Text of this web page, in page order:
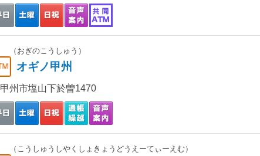
（おぎのこうしゅう）
オギノ甲州
甲州市塩山下於曽1470
（こうしゅうしやくしょきょうどうえーてぃーえむ）